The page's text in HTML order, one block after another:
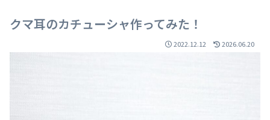
クマ耳のカチューシャ作ってみた！
2022.12.12 2026.06.20